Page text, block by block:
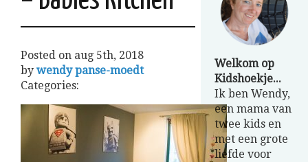
Posted on aug 5th, 2018
by wendy panse-moedt
Categories:
Welkom op
Kidshoekje...
Ik ben Wendy,
een mama van
twee kids en
met een grote
liefde voor